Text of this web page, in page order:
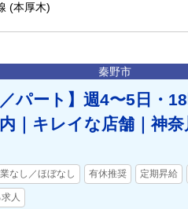
(本厚木)
秦野市
パート】週4〜5日・
｜キレイな店舗｜神
なし／ほぼなし 有休推奨 定期昇給
人